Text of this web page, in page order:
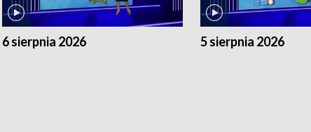
6 sierpnia 2026 5 sierpnia 2026